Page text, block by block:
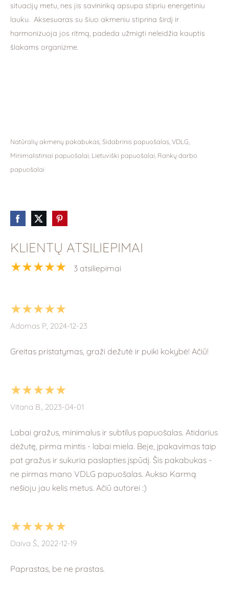
situacijų metu, nes jis savininką apsupa stipriu energetiniu
lauku. Aksesuaras su šiuo akmeniu stiprina širdį ir
harmonizuoja jos ritmą, padeda užmigti neleidžia kauptis
šlakams organizme.
Natūralių akmenų pakabukas, Sidabrinis papuošalas, VDLG,
Minimalistiniai papuošalai, Lietuviški papuošalai, Rankų darbo
papuošalai
KLIENTŲ ATSILIEPIMAI
★★★★★ 3 atsiliepimai
★★★★★
Adomas P., 2024-12-23
Greitas pristatymas, graži dežutė ir puiki kokybė! Ačiū!
★★★★★
Vitana B., 2023-04-01
Labai gražus, minimalus ir subtilus papuošalas. Atidarius
dėžutę, pirma mintis - labai miela. Beje, įpakavimas taip
pat gražus ir sukuria paslapties įspūdį. Šis pakabukas -
ne pirmas mano VDLG papuošalas. Aukso Karmą
nešioju jau kelis metus. Ačiū autorei :)
★★★★★
Daiva Š., 2022-12-19
Paprastas, be ne prastas.